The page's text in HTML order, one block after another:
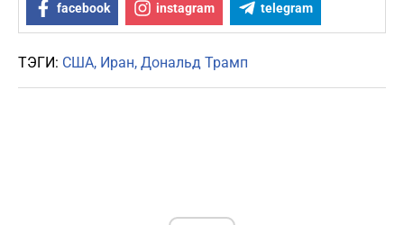
facebook instagram telegram
ТЭГИ: США Иран Дональд Трамп